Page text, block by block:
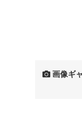
画像ギ